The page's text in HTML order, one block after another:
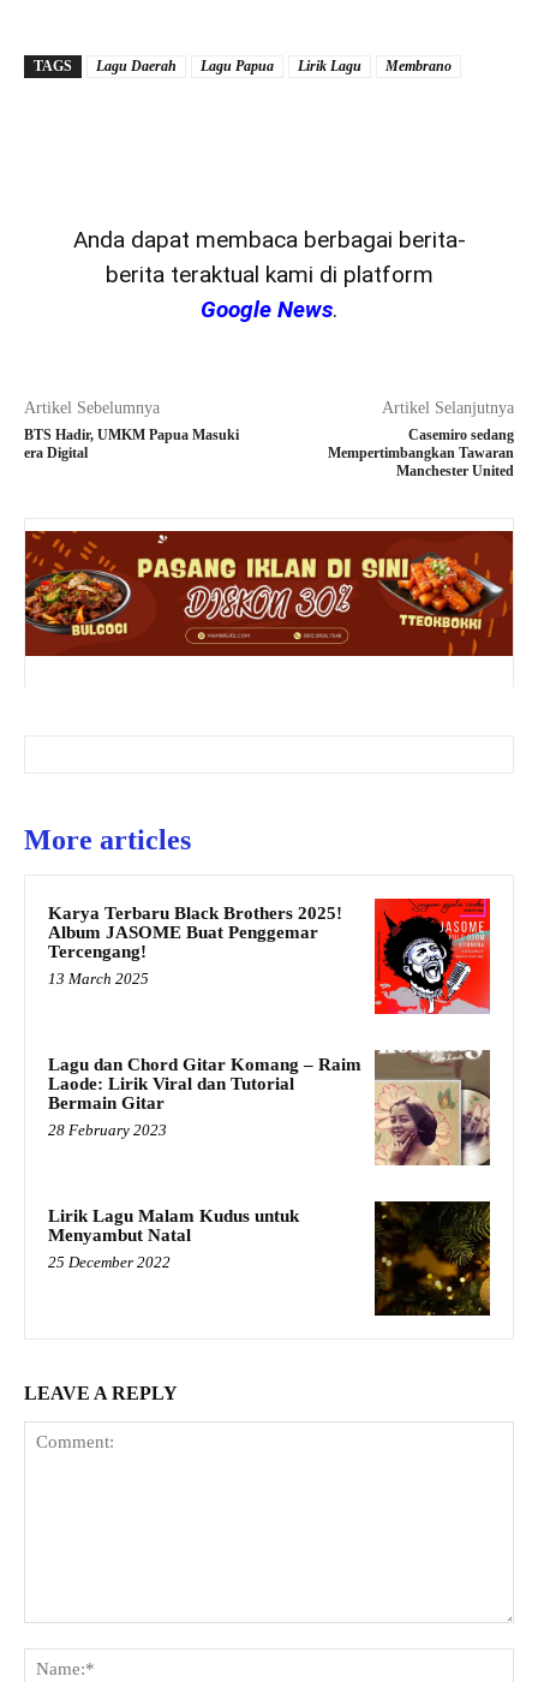
TAGS Lagu Daerah Lagu Papua Lirik Lagu Membrano
Anda dapat membaca berbagai berita-
berita teraktual kami di platform
Google News.
Artikel Sebelumnya
BTS Hadir, UMKM Papua Masuki
era Digital
Artikel Selanjutnya
Casemiro sedang
Mempertimbangkan Tawaran
Manchester United
More articles
Karya Terbaru Black Brothers 2025!
Album JASOME Buat Penggemar
Tercengang!
13 March 2025
Lagu dan Chord Gitar Komang – Raim
Laode: Lirik Viral dan Tutorial
Bermain Gitar
28 February 2023
Lirik Lagu Malam Kudus untuk
Menyambut Natal
25 December 2022
LEAVE A REPLY